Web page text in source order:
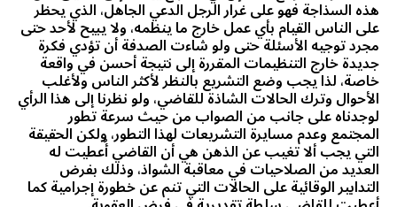
هذه السذاجة فهو على غرار الرجل الدعي الجاهل، الذي يحظر
على الناس القيام بأي عمل خارج ما ينظمه، ولا يبيح لأحد حتى
مجرد توجيه الأسئلة حتى ولو شاءت الصدفة أن تؤدي فكرة
جديدة خارج التنظيمات المقررة إلى نتيجة أحسن في واقعة
خاصة، لذا يجب وضع التشريع بالنظر لأكثر الناس ولأغلب
الأحوال وترك الحالات الشاذة للقاضي، ولو نظرنا إلى هذا الرأي
لوجدناه على جانب من الصواب من حيث سرعة تطور
المجتمع وعدم مسايرة التشريعات لهذا التطور، ولكن الحقيقة
التي يجب ألا تغيب عن الذهن هي أن القاضي أُعطيت له
العديد من الصلاحيات في معاقبة الشواذ، وذلك بفرض
التدابير الوقائية على الحالات التي تنم عن خطورة إجرامية كما